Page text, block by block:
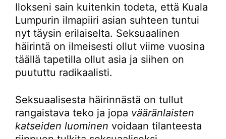
Ilokseni sain kuitenkin todeta, että Kuala
Lumpurin ilmapiiri asian suhteen tuntui
nyt täysin erilaiselta. Seksuaalinen
häirintä on ilmeisesti ollut viime vuosina
täällä tapetilla ollut asia ja siihen on
puututtu radikaalisti.
Seksuaalisesta häirinnästä on tullut
rangaistava teko ja jopa vääränlaisten
katseiden luominen voidaan tilanteesta